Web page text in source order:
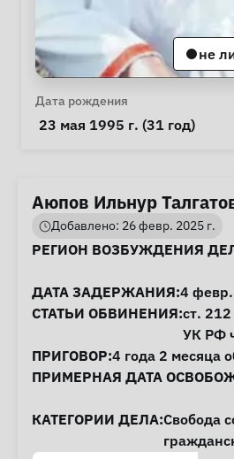
не
Личная
Дата рождения
23 мая 1995 г. (31 год)
Аюпов Ильнур
Добавлено: 26 февр. 2025 г.
Информация о
РЕГИОН ВОЗБУЖДЕНИЯ
ДАТА ЗАДЕРЖАНИЯ:4
СТАТЬИ ОБВИНЕНИЯ:ст. 212
УК РФ
ПРИГОВОР:4 года 2 месяца
ПРИМЕРНАЯ ДАТА
КАТЕГОРИИ ДЕЛА:Свобода